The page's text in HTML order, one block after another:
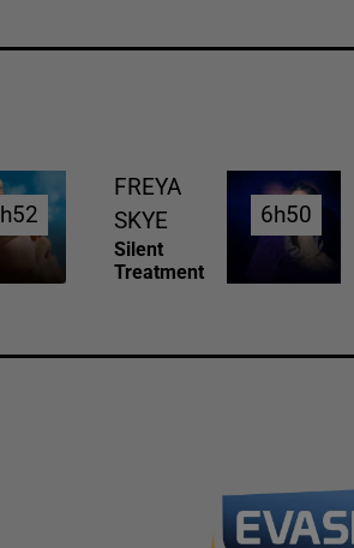
FREYA
SKYE
Silent
Treatment
6h50
6h50